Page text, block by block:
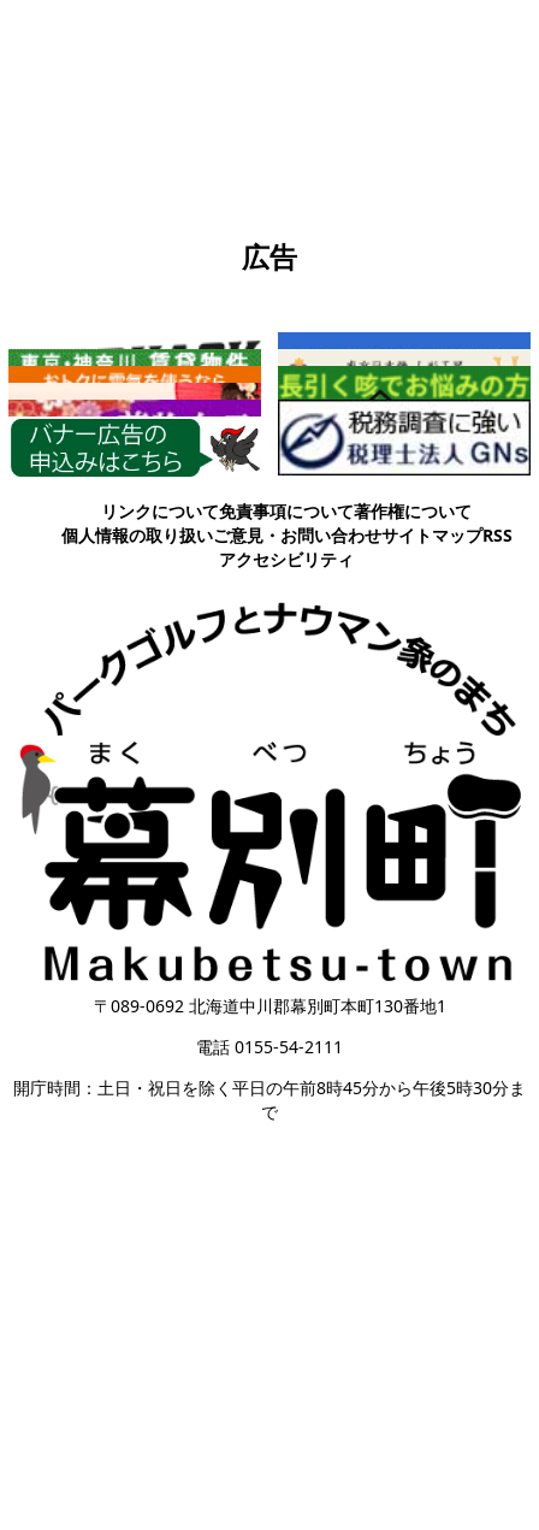
広告
各種情報
リンクについて免責事項について著作権について
個人情報の取り扱いご意見・お問い合わせサイトマップRSS
アクセシビリティ
〒089-0692 北海道中川郡幕別町本町130番地1
電話 0155-54-2111
開庁時間：土日・祝日を除く平日の午前8時45分から午後5時30分ま
で